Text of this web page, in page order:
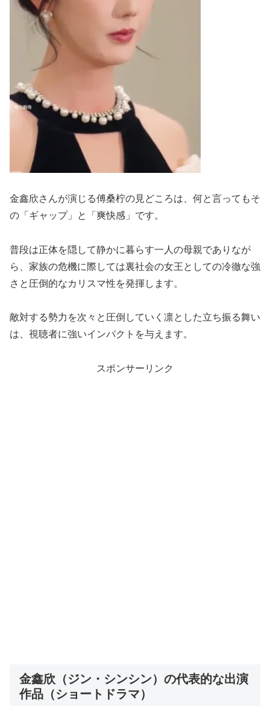
金鑫欣さんが演じる傅桑柠の見どころは、何と言ってもそ
の「ギャップ」と「爽快感」です。
普段は正体を隠して静かに暮らす一人の母親でありなが
ら、家族の危機に際しては裏社会の女王としての冷徹な強
さと圧倒的なカリスマ性を発揮します。
敵対する勢力を次々と圧倒していく凛とした立ち振る舞い
は、視聴者に強いインパクトを与えます。
スポンサーリンク
金鑫欣（ジン・シンシン）の代表的な出演
作品（ショートドラマ）